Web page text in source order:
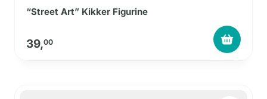
“Street Art” Kikker Figurine
39,00